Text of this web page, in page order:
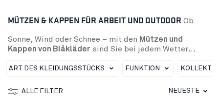
MÜTZEN & KAPPEN FÜR ARBEIT UND OUTDOOR Ob
Sonne, Wind oder Schnee – mit den Mützen und
Kappen von Blåkläder sind Sie bei jedem Wetter
High-Vis-Kappen bis hin zu wärmenden Wintermützen
passende Kopfbedeckung für jeden Einsatzbereich.
ART DES KLEIDUNGSSTÜCKS FUNKTION
ALLE FILTER NEUESTE